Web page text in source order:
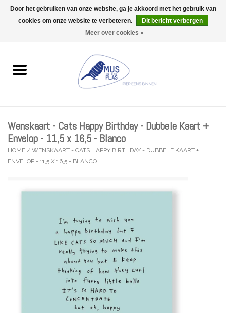
0 Artikelen - €0,00
Wenskaarten
Lifestyle
Kleine gelukjes
Troost
Wenskaart - Cats Happy Birthday - Dubbele Kaart +
Envelop - 11,5 x 16,5 - Blanco
HOME / WENSKAART - CATS HAPPY BIRTHDAY - DUBBELE KAART +
ENVELOP - 11,5 X 16,5 - BLANCO
Door het gebruiken van onze website, ga je akkoord met het gebruik van
cookies om onze website te verbeteren.
Dit bericht verbergen
Meer over cookies »
Wij zijn uitzonderlijk gesloten op Do 13/08